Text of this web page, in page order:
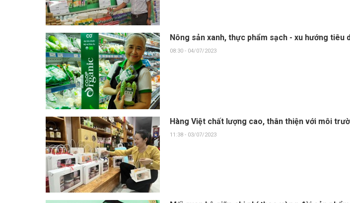
Nông sản xanh, thực phẩm sạch - xu hướng tiêu
08:30 - 04/07/2023
Hàng Việt chất lượng cao, thân thiện với môi
11:38 - 03/07/2023